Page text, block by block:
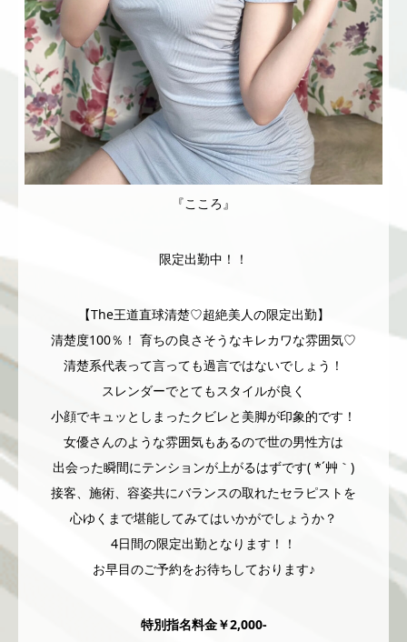
『こころ』
限定出勤中！！
【The王道直球清楚♡超絶美人の限定出勤】
清楚度100％！ 育ちの良さそうなキレカワな雰囲気♡
清楚系代表って言っても過言ではないでしょう！
スレンダーでとてもスタイルが良く
小顔でキュッとしまったクビレと美脚が印象的です！
女優さんのような雰囲気もあるので世の男性方は
出会った瞬間にテンションが上がるはずです( *´艸｀)
接客、施術、容姿共にバランスの取れたセラピストを
心ゆくまで堪能してみてはいかがでしょうか？
4日間の限定出勤となります！！
お早目のご予約をお待ちしております♪
特別指名料金￥2,000-